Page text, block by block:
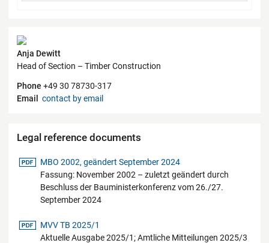
Contact
Anja Dewitt
Head of Section – Timber Construction
Phone +49 30 78730-317
Email contact by email
Legal reference documents
pdf-Datei
MBO 2002, geändert September 2024
Fassung: November 2002 – zuletzt geändert durch
Beschluss der Bauministerkonferenz vom 26./27.
September 2024
pdf-Datei
MVV TB 2025/1
Aktuelle Ausgabe 2025/1; Amtliche Mitteilungen 2025/3